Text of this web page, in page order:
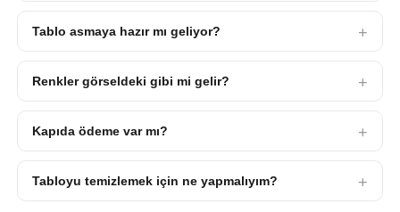
Tablo asmaya hazır mı geliyor?
Renkler görseldeki gibi mi gelir?
Kapıda ödeme var mı?
Tabloyu temizlemek için ne yapmalıyım?